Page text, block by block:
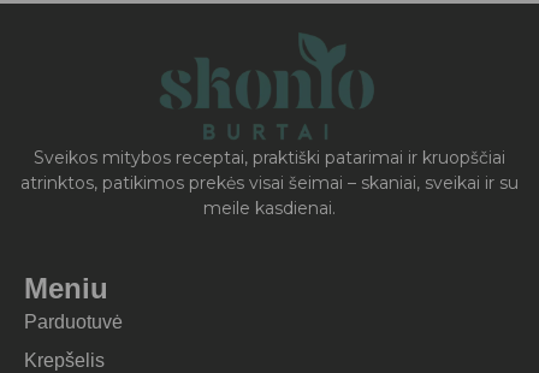
Sveikos mitybos receptai, praktiški patarimai ir kruopščiai
atrinktos, patikimos prekės visai šeimai – skaniai, sveikai ir su
meile kasdienai.
Meniu
Parduotuvė
Krepšelis